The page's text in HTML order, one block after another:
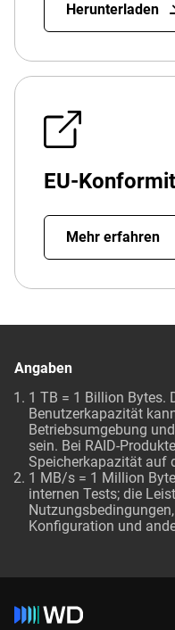
Herunterladen
EU-
Mehr erfahren
Angaben
1 TB = 1 Billion Bytes.
Benutzerkapazität
Betriebsumgebung
sein. Bei RAID-
Speicherkapazität auf
1 MB/s = 1 Million
internen Tests; die
Konfiguration und